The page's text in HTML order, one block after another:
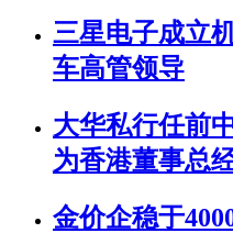
三星电子成立
车高管领导
大华私行任前
为香港董事总
金价企稳于